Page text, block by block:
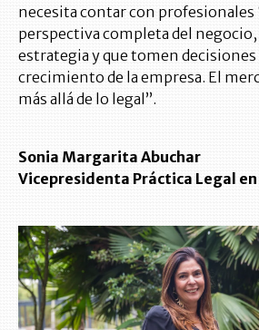
necesita contar con profesionales
perspectiva completa del
estrategia y que tomen decisiones
crecimiento de la empresa. El
más allá de lo legal”.
Sonia Margarita Abuchar
Vicepresidenta Práctica Legal en